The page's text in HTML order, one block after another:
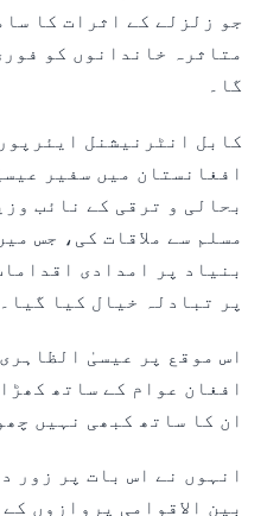
جو زلزلے کے اثرات کا
متاثرہ خاندانوں کو
گا۔
کابل انٹرنیشنل
افغانستان میں سفیر
بحالی و ترقی کے نائب
مسلم سے ملاقات کی، جس
بنیاد پر امدادی
پر تبادلہ خیال کیا گیا۔
اس موقع پر عیسیٰ
افغان عوام کے ساتھ
ان کا ساتھ کبھی نہیں
انہوں نے اس بات پر زور
بین الاقوامی پروازوں